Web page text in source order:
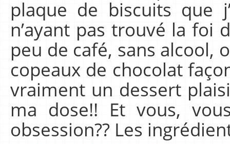
plaque de biscuits que
n’ayant pas trouvé la foi
peu de café, sans alcool,
copeaux de chocolat
vraiment un dessert
ma dose!! Et vous,
obsession?? Les